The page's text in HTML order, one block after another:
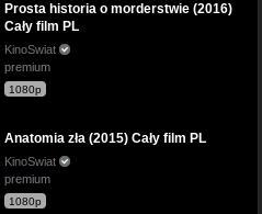
Prosta historia o morderstwie (2016)
Cały film PL
KinoSwiat
premium
1080p
Anatomia zła (2015) Cały film PL
KinoSwiat
premium
1080p